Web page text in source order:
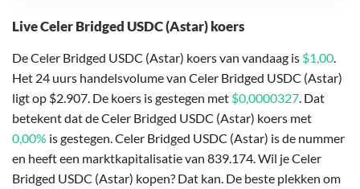
Live Celer Bridged USDC (Astar) koers
De Celer Bridged USDC (Astar) koers van vandaag is $1,00.
Het 24 uurs handelsvolume van Celer Bridged USDC (Astar)
ligt op $2.907. De koers is gestegen met $0,0000327. Dat
betekent dat de Celer Bridged USDC (Astar) koers met
0,00% is gestegen. Celer Bridged USDC (Astar) is de nummer
en heeft een marktkapitalisatie van 839.174. Wil je Celer
Bridged USDC (Astar) kopen? Dat kan. De beste plekken om